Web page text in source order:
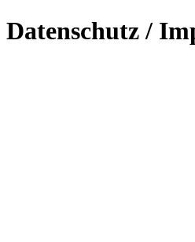
Datenschutz /